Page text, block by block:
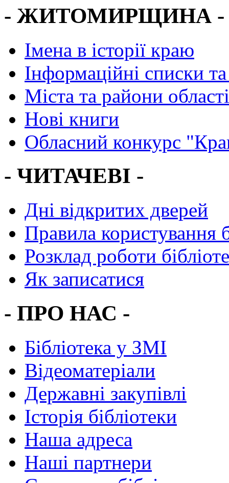
- ЖИТОМИРЩИНА -
Імена в історії краю
Інформаційні списки
Міста та райони області
Нові книги
Обласний конкурс
- ЧИТАЧЕВІ -
Дні відкритих дверей
Правила користування
Розклад роботи
Як записатися
- ПРО НАС -
Бібліотека у ЗМІ
Відеоматеріали
Державні закупівлі
Історія бібліотеки
Наша адреса
Наші партнери